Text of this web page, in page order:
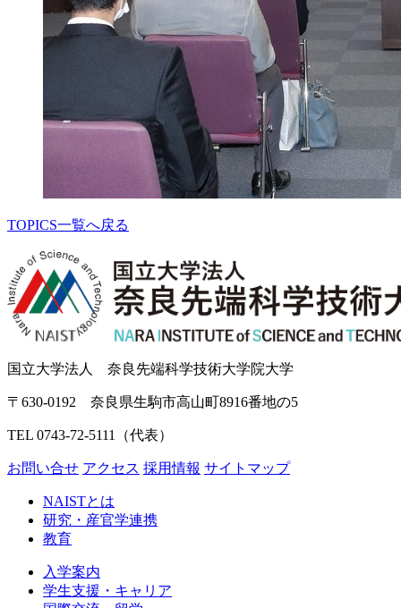
TOPICS一覧へ戻る
国立大学法人 奈良先端科学技術大学院大学
〒630-0192 奈良県生駒市高山町8916番地の5
TEL 0743-72-5111（代表）
お問い合せ アクセス 採用情報 サイトマップ
NAISTとは
研究・産官学連携
教育
入学案内
学生支援・キャリア